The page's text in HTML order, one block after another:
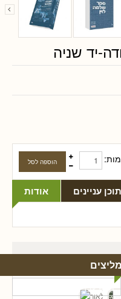
יד שניה
אודות תוכן עניינים